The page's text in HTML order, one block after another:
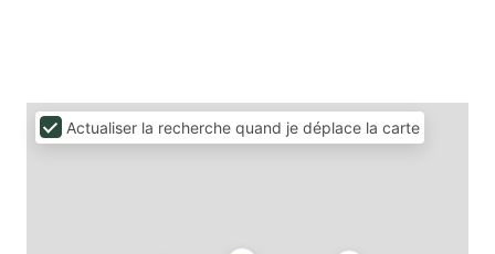
Actualiser la recherche quand je déplace la carte